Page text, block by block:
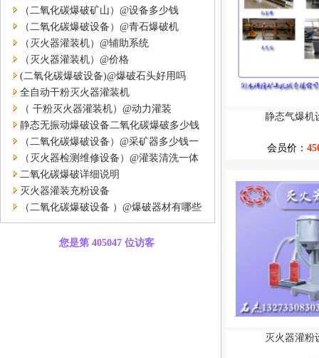
（二氧化碳爆破矿山）@设备多少钱
（二氧化碳爆破设备）@青石爆破机
（灭火器灌装机）@辅助系统
（灭火器灌装机）@价格
(二氧化碳爆破设备)@爆破石头好用吗
全自动干粉灭火器灌装机
（ 干粉灭火器灌装机）@动力灌装
静态无振动爆破设备二氧化碳爆破多少钱
一台（二氧化碳爆破设备）@采矿器多少钱一
台
（灭火器检测维修设备）@灌装清洗一体
二氧化碳爆破详细说明
灭火器灌装充粉设备
（二氧化碳爆破设备 ）@爆破器材有哪些
您是第 405047 位访客
静态气爆机
会员价：
灭火器灌粉